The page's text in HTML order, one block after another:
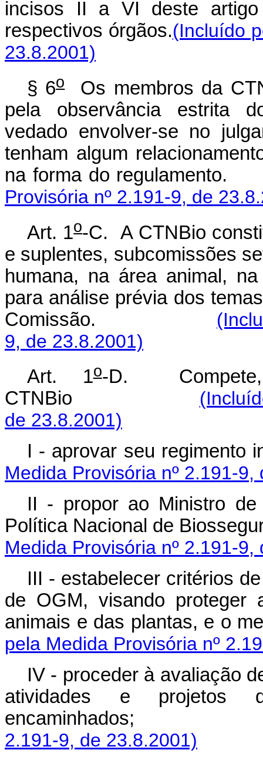
incisos II a VI deste
respectivos órgãos.(Incluído
23.8.2001)
§ 6oOs membros da
pela observância estrita
vedado envolver-se no
tenham algum
na forma do
Provisória nº 2.191-9, de
Art. 1o-C. A CTNBio
e suplentes, subcomissões
humana, na área animal,
para análise prévia dos
Comissão.
9, de 23.8.2001)
Art. 1o-D.
CTNBio
de 23.8.2001)
I - aprovar seu
Medida Provisória nº 2.191-9,
II - propor ao Ministro
Política Nacional de
Medida Provisória nº 2.191-9,
III - estabelecer critérios
de OGM, visando
animais e das
pela Medida Provisória nº
IV - proceder à avaliação
atividades e projetos
2.191-9, de 23.8.2001)